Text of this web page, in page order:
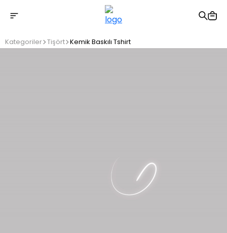
2500 TL üzeri ücretsiz kargo
Kategoriler Tişört Kemik Baskılı Tshirt